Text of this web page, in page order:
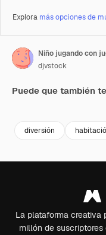
Explora más opciones de
Niño jugando con
djvstock
Puede que también
diversión
La plataforma creativa
millón de suscriptores